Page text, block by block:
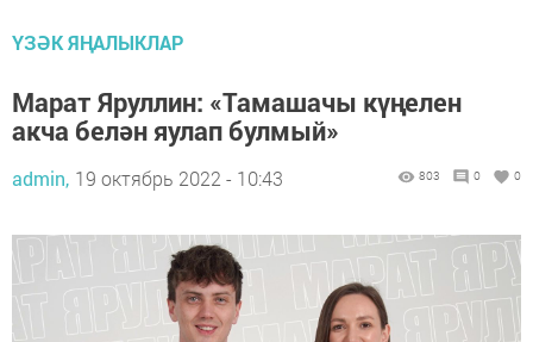
ҮЗӘК ЯҢАЛЫКЛАР
Марат Яруллин: «Тамашачы күңелен
акча белән яулап булмый»
admin, 19 октябрь 2022 - 10:43 803 0 0